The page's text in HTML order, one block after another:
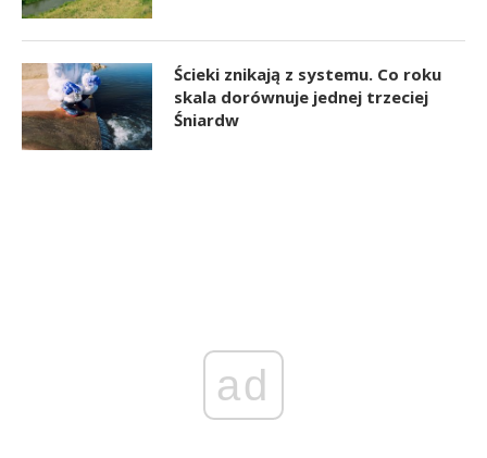
Ścieki znikają z systemu. Co roku
skala dorównuje jednej trzeciej
Śniardw
ad